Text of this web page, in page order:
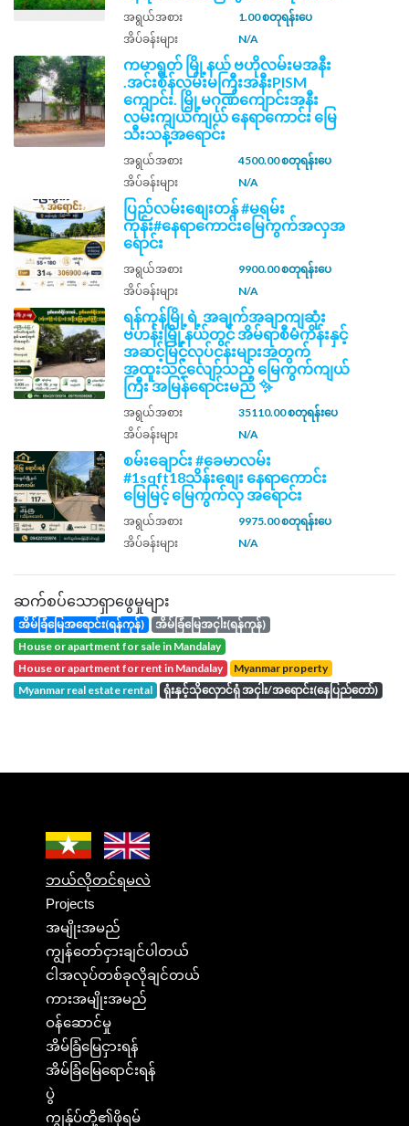
အရွယ်အစား
1.00 စတုရန်းပေ
အိပ်ခန်းများ
N/A
ကမာရွတ် မြို့နယ် ဗဟိုလမ်းမအနီး
.အင်းစိန်လမ်းမကြီးအနီးPISM ​
ကျောင်း. မြို့မဂုဏ်​ကျောင်းအနီး
လမ်းကျယ်ကျယ် နေရာကောင်း မြေ
သီးသန့်အရောင်း
အရွယ်အစား
4500.00 စတုရန်းပေ
အိပ်ခန်းများ
N/A
ပြည်လမ်းစျေးတန် #မရမ်း
ကုန်း#နေရာကောင်းမြေကွက်အလှအ
ရောင်း
အရွယ်အစား
9900.00 စတုရန်းပေ
အိပ်ခန်းများ
N/A
ရန်ကုန်မြို့ရဲ့ အချက်အချာကျဆုံး
ဗဟန်းမြို့နယ်တွင် အိမ်ရာစီမံကိန်းနှင့်
အဆင့်မြင့်လုပ်ငန်းများအတွက်
အထူးသင့်လျော်သည့် မြေကွက်ကျယ်
ကြီး အမြန်ရောင်းမည် ✨
အရွယ်အစား
35110.00 စတုရန်းပေ
အိပ်ခန်းများ
N/A
စမ်းချောင်း #ခေမာလမ်း
#1sqft18သိန်းစျေး နေရာကောင်း
မြေမြင့် မြေကွက်လှ အရောင်း
အရွယ်အစား
9975.00 စတုရန်းပေ
အိပ်ခန်းများ
N/A
ဆက်စပ်သောရှာဖွေမှုများ
အိမ်ခြံမြေအရောင်း(ရန်ကုန်)
အိမ်ခြံမြေအငှါး(ရန်ကုန်)
house or apartment for sale in Mandalay
house or apartment for rent in Mandalay
Myanmar property
Myanmar real estate rental
ရုံးနှင့်သိုလှောင်ရုံ အငှါး/အရောင်း(နေပြည်တော်)
ဘယ်လိုတင်ရမလဲ
Projects
အမျိုးအမည်
ကျွန်တော်ငှားချင်ပါတယ်
ငါအလုပ်တစ်ခုလိုချင်တယ်
ကားအမျိုးအမည်
ဝန်ဆောင်မှု
အိမ်ခြံမြေငှားရန်
အိမ်ခြံမြေရောင်းရန်
ပွဲ
ကျွန်ုပ်တို့၏ဖိုရမ်